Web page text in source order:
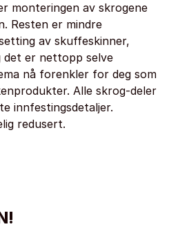
monteringen av skrogene
Resten er mindre
av skuffeskinner,
det er nettopp selve
nå forenkler for deg som
Alle skrog-deler
innfestingsdetaljer.
redusert.